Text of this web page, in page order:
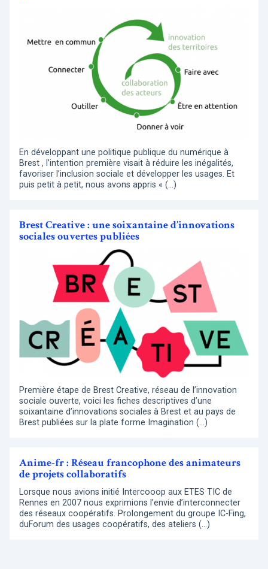
En développant une politique publique du numérique à
Brest , l’intention première visait à réduire les inégalités,
favoriser l’inclusion sociale et développer les usages. Et
puis petit à petit, nous avons appris « (…)
Brest Creative : une soixantaine d’innovations
sociales ouvertes publiées
Première étape de Brest Creative, réseau de l’innovation
sociale ouverte, voici les fiches descriptives d’une
soixantaine d’innovations sociales à Brest et au pays de
Brest publiées sur la plate forme Imagination (…)
Anime-fr : Réseau francophone des animateurs
de projets collaboratifs
Lorsque nous avions initié Intercooop aux ETES TIC de
Rennes en 2007 nous exprimions l’envie d’interconnecter
des réseaux coopératifs. Prolongement du groupe IC-Fing,
duForum des usages coopératifs, des ateliers (…)